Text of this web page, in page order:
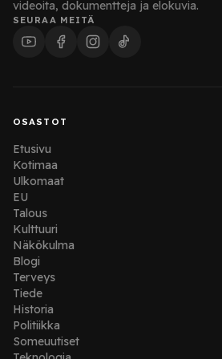
videoita, dokumentteja ja elokuvia.
SEURAA MEITÄ
OSASTOT
Etusivu
Kotimaa
Ulkomaat
EU
Talous
Kulttuuri
Näkökulma
Blogi
Terveys
Tiede
Historia
Politiikka
Someuutiset